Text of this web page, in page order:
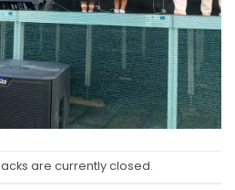
are currently closed.